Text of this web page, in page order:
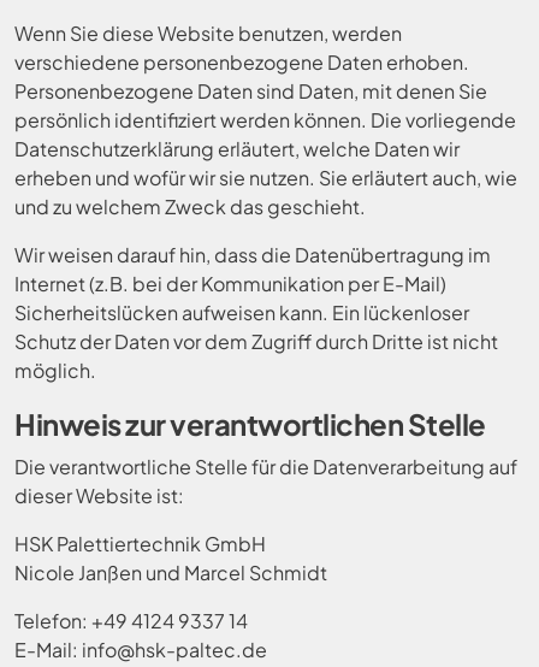
Wenn Sie diese Website benutzen, werden
verschiedene personenbezogene Daten erhoben.
Personenbezogene Daten sind Daten, mit denen Sie
persönlich identifiziert werden können. Die vorliegende
Datenschutzerklärung erläutert, welche Daten wir
erheben und wofür wir sie nutzen. Sie erläutert auch, wie
und zu welchem Zweck das geschieht.
Wir weisen darauf hin, dass die Datenübertragung im
Internet (z.B. bei der Kommunikation per E-Mail)
Sicherheitslücken aufweisen kann. Ein lückenloser
Schutz der Daten vor dem Zugriff durch Dritte ist nicht
möglich.
Hinweis zur verantwortlichen Stelle
Die verantwortliche Stelle für die Datenverarbeitung auf
dieser Website ist:
HSK Palettiertechnik GmbH
Nicole Janßen und Marcel Schmidt
Telefon: +49 4124 9337 14
E-Mail: info@hsk-paltec.de